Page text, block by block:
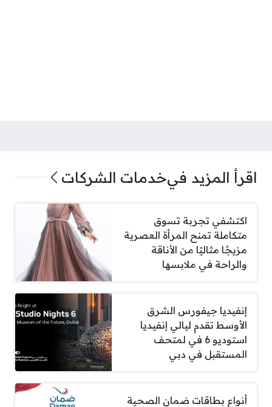
اقرأ المزيد فيخدمات الشركات
اكتشفي تجربة تسوق
متكاملة تمنح المرأة العصرية
مزيجًا مثاليًا من الأناقة
والراحة في ملابسها
إنفيديا جيفورس الشرق
الأوسط تقدم ليالي إنفيديا
استوديو 6 في لمتحف
المستقبل في دبي
أنواع بطاقات ضمان الصحية